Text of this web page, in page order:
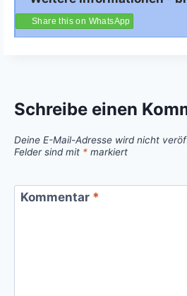
Share this on WhatsApp
Schreibe einen
Deine E-Mail-Adresse wird nicht
Felder sind mit * markiert
Kommentar *